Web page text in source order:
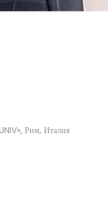
Рим, Италия